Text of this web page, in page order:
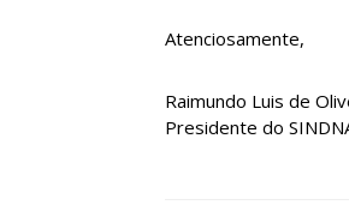
Atenciosamente,
Raimundo Luis de
Presidente do